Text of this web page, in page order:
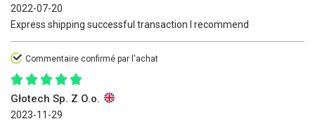
2022-07-20
Express shipping successful transaction I recommend
Commentaire confirmé par l'achat
Głotech Sp. Z O.o.
2023-11-29